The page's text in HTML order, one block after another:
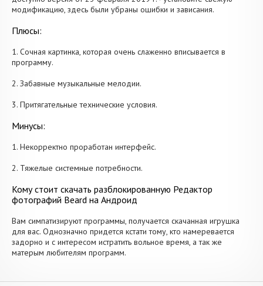
модификацию, здесь были убраны ошибки и зависания.
Плюсы:
1. Сочная картинка, которая очень слаженно вписывается в
программу.
2. Забавные музыкальные мелодии.
3. Притягательные технические условия.
Минусы:
1. Некорректно проработан интерфейс.
2. Тяжелые системные потребности.
Кому стоит скачать разблокированную Редактор
фотографий Beard на Андроид
Вам симпатизируют программы, получается скачанная игрушка
для вас. Однозначно придется кстати тому, кто намеревается
задорно и с интересом истратить вольное время, а так же
матерым любителям программ.